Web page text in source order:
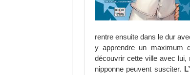
rentre ensuite dans le dur
y apprendre un maximum
découvrir cette ville avec
nipponne peuvent susciter.